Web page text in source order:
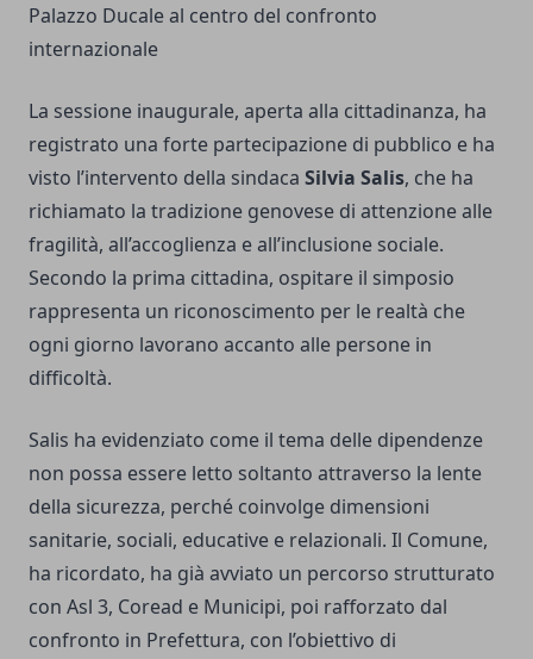
Palazzo Ducale al centro del confronto
internazionale
La sessione inaugurale, aperta alla cittadinanza, ha
registrato una forte partecipazione di pubblico e ha
visto l’intervento della sindaca Silvia Salis, che ha
richiamato la tradizione genovese di attenzione alle
fragilità, all’accoglienza e all’inclusione sociale.
Secondo la prima cittadina, ospitare il simposio
rappresenta un riconoscimento per le realtà che
ogni giorno lavorano accanto alle persone in
difficoltà.
Salis ha evidenziato come il tema delle dipendenze
non possa essere letto soltanto attraverso la lente
della sicurezza, perché coinvolge dimensioni
sanitarie, sociali, educative e relazionali. Il Comune,
ha ricordato, ha già avviato un percorso strutturato
con Asl 3, Coread e Municipi, poi rafforzato dal
confronto in Prefettura, con l’obiettivo di